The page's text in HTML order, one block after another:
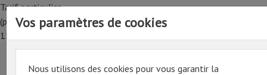
Tarif particulier,
(professionnel, connectez-vous pour bénéficier de la remise de
15%)
Tarif particulier,
Vos paramètres de cookies
Nous utilisons des cookies pour vous garantir la